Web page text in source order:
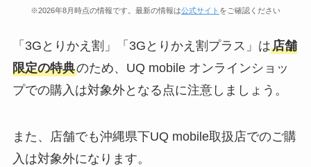
※2026年8月時点の情報です。最新の情報は公式サイト をご確認ください
「3Gとりかえ割」「3Gとりかえ割プラス」は店舗
限定の特典のため、UQ mobile オンラインショッ
プでの購入は対象外となる点に注意しましょう。
また、店舗でも沖縄県下UQ mobile取扱店でのご購
入は対象外になります。